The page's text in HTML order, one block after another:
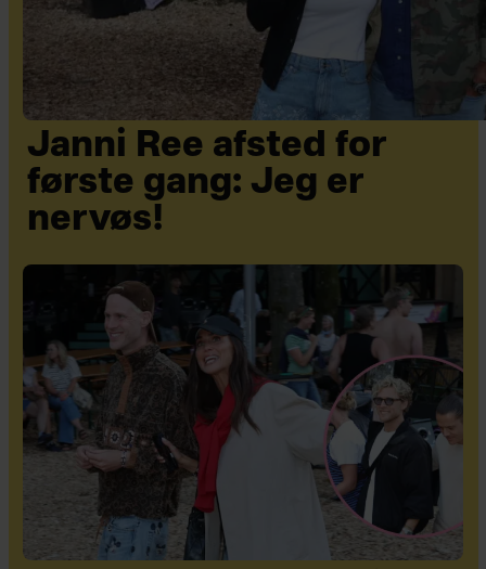
Janni Ree afsted for
første gang: Jeg er
nervøs!